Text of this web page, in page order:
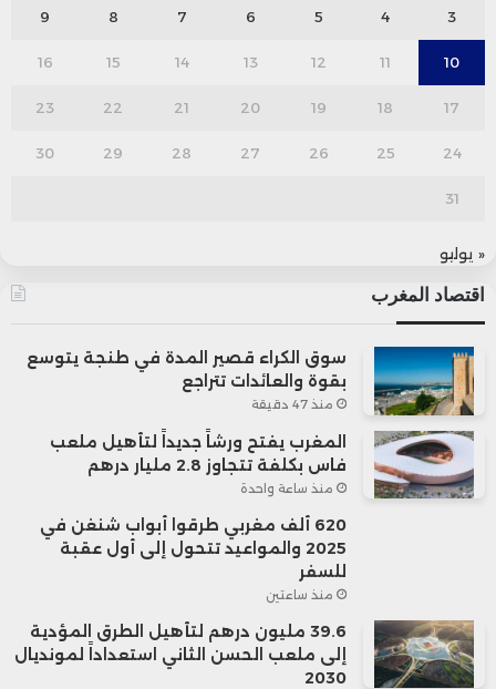
3
4
5
6
7
8
9
10
11
12
13
14
15
16
17
18
19
20
21
22
23
24
25
26
27
28
29
30
31
« يوليو
اقتصاد المغرب
سوق الكراء قصير المدة في طنجة يتوسع
بقوة والعائدات تتراجع
منذ 47 دقيقة
المغرب يفتح ورشاً جديداً لتأهيل ملعب
فاس بكلفة تتجاوز 2.8 مليار درهم
منذ ساعة واحدة
620 ألف مغربي طرقوا أبواب شنغن في
2025 والمواعيد تتحول إلى أول عقبة
للسفر
منذ ساعتين
39.6 مليون درهم لتأهيل الطرق المؤدية
إلى ملعب الحسن الثاني استعداداً لمونديال
2030